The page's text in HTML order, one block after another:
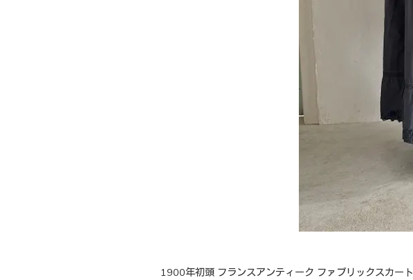
1900年初頭 フランスアンティーク ファブリックスカート